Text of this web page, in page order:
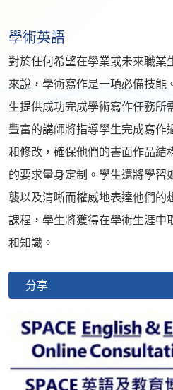
學術英語
對於任何希望在學業或未來職業
來說，學術寫作是一項必備技能
生提供成功完成學術寫作任務所
豐富的講師將指導學生完成寫作
和修改，確保他們的書面作品結
的要求量身定制。學生還將學習
襲以及清晰而權威地表達他們的
課程，學生將獲得在學術生涯中
和知識。
分享